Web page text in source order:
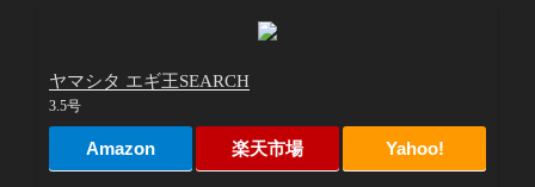
ヤマシタ エギ王SEARCH
3.5号
Amazon 楽天市場 Yahoo!